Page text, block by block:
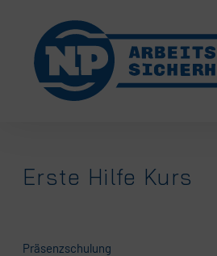
Erste Hilfe Kurs
Präsenzschulung